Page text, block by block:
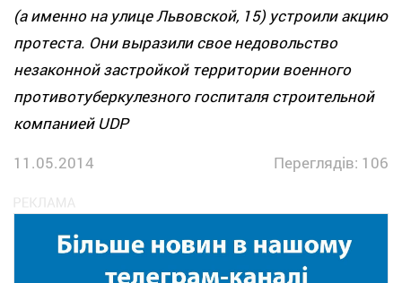
(а именно на улице Львовской, 15) устроили акцию
протеста. Они выразили свое недовольство
незаконной застройкой территории военного
противотуберкулезного госпиталя строительной
компанией UDP
11.05.2014
Переглядів: 106